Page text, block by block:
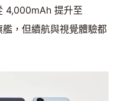
4,000mAh 提升至
，但續航與視覺體驗都